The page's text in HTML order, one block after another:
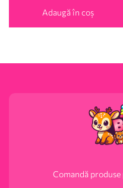
Adaugă în coș
Comandă